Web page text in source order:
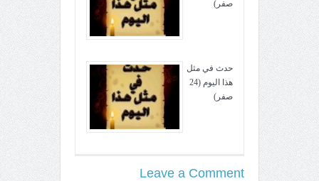
صفر)
حدث في مثل
هذا اليوم (24
صفر)
Leave a Comment